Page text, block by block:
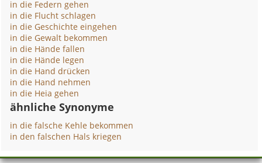
in die Federn gehen
in die Flucht schlagen
in die Geschichte eingehen
in die Gewalt bekommen
in die Hände fallen
in die Hände legen
in die Hand drücken
in die Hand nehmen
in die Heia gehen
ähnliche Synonyme
in die falsche Kehle bekommen
in den falschen Hals kriegen